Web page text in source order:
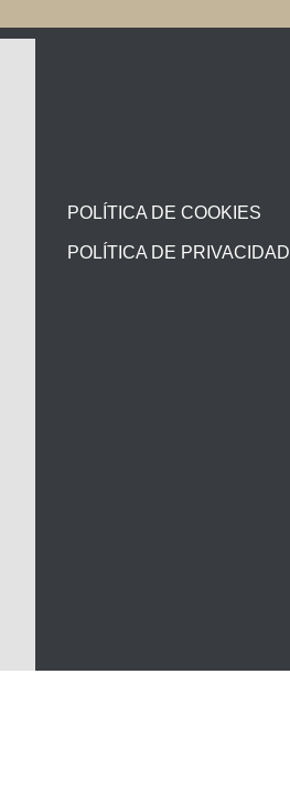
POLÍTICA DE COOKIES
POLÍTICA DE PRIVACIDAD